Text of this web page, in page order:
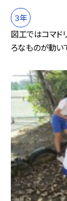
３年
図工ではコマド
ろなものが動い